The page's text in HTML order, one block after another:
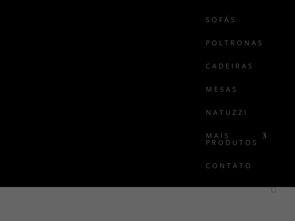
SOFÁS
POLTRONAS
CADEIRAS
MESAS
NATUZZI
MAIS
PRODUTOS
CONTATO